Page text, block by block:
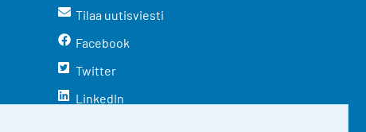
Tilaa uutisviesti
Facebook
Twitter
LinkedIn